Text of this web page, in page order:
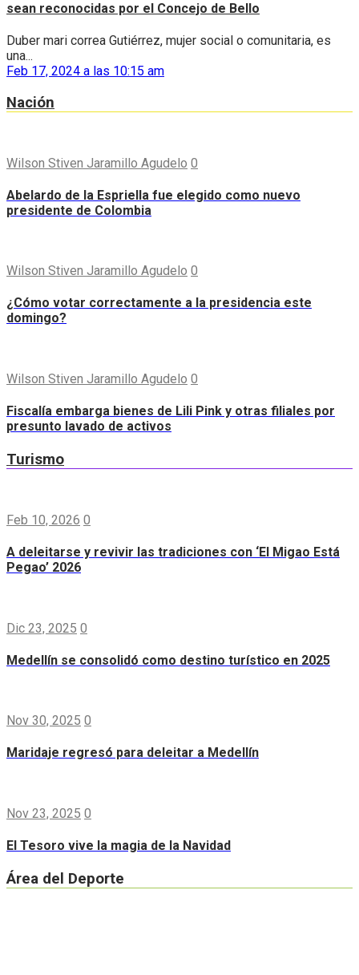
sean reconocidas por el Concejo de Bello
Duber mari correa Gutiérrez, mujer social o comunitaria, es
una...
Feb 17, 2024 a las 10:15 am
Nación
Wilson Stiven Jaramillo Agudelo 0
Abelardo de la Espriella fue elegido como nuevo
presidente de Colombia
Wilson Stiven Jaramillo Agudelo 0
¿Cómo votar correctamente a la presidencia este
domingo?
Wilson Stiven Jaramillo Agudelo 0
Fiscalía embarga bienes de Lili Pink y otras filiales por
presunto lavado de activos
Turismo
Feb 10, 2026 0
A deleitarse y revivir las tradiciones con ‘El Migao Está
Pegao’ 2026
Dic 23, 2025 0
Medellín se consolidó como destino turístico en 2025
Nov 30, 2025 0
Maridaje regresó para deleitar a Medellín
Nov 23, 2025 0
El Tesoro vive la magia de la Navidad
Área del Deporte